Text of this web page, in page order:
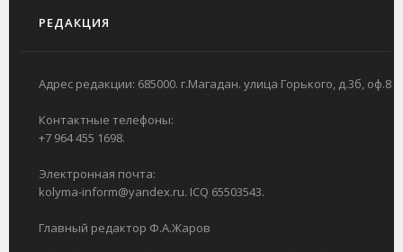
РЕДАКЦИЯ
Адрес редакции: 685000. г.Магадан. улица Горького, д.3б, оф.8
Контактные телефоны:
+7 964 455 1698.
Электронная почта:
kolyma-inform@yandex.ru. ICQ 65503543.
Главный редактор Ф.А.Жаров